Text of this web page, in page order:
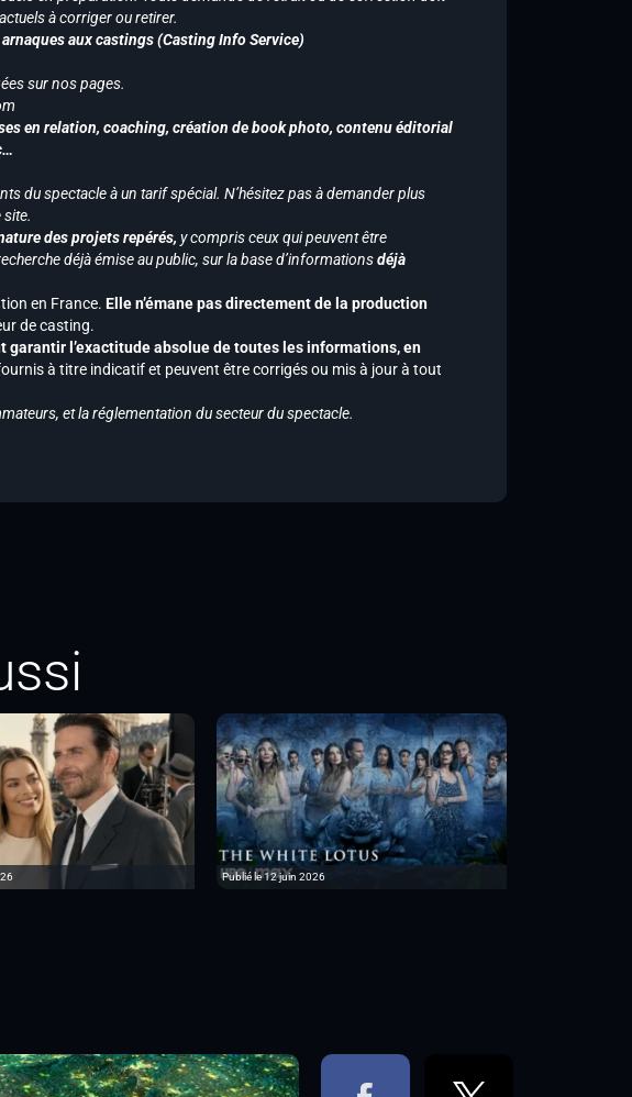
à corriger ou retirer.
aux castings (Casting Info Service)
sur nos pages.
en relation, coaching, création de book photo, contenu éditorial
du spectacle à un tarif spécial. N’hésitez pas à demander plus
des projets repérés, y compris ceux qui peuvent être
déjà émise au public, sur la base d’informationsdéjà
en France. Elle n’émane pas directement de la production
de casting.
garantir l’exactitude absolue de toutes les informations, en
à titre indicatif et peuvent être corrigés ou mis à jour à tout
et la réglementation du secteur du spectacle.
Publié le 12 juin 2026